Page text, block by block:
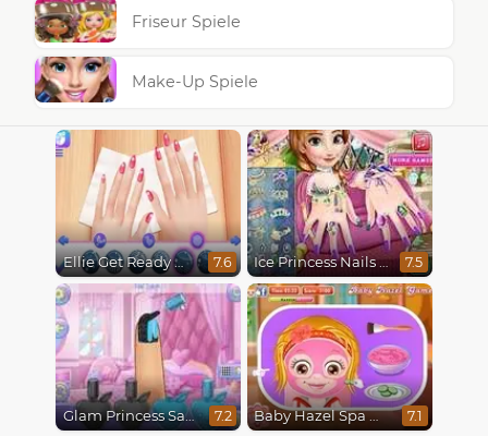
Friseur Spiele
Make-Up Spiele
Ellie Get Ready With Me 2 7.6 Ice Princess Nails Spa 7.5
Glam Princess Salon 7.2 Baby Hazel Spa Makeover 7.1